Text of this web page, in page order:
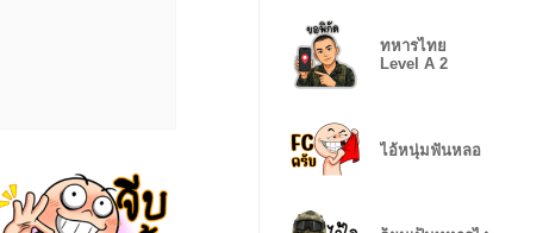
ทหารไทย
Level A 2
ไอ้หนุ่มฟันหลอ